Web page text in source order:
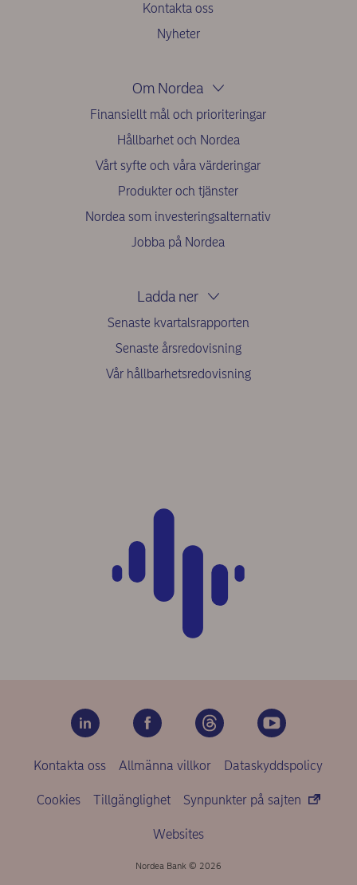
Kontakta oss
Nyheter
Om Nordea
Finansiellt mål och prioriteringar
Hållbarhet och Nordea
Vårt syfte och våra värderingar
Produkter och tjänster
Nordea som investeringsalternativ
Jobba på Nordea
Ladda ner
Senaste kvartalsrapporten
Senaste årsredovisning
Vår hållbarhetsredovisning
Kontakta oss Allmänna villkor Dataskyddspolicy
Cookies Tillgänglighet Synpunkter på sajten
Websites
Nordea Bank © 2026